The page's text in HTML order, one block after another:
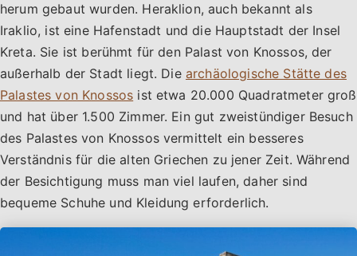
herum gebaut wurden. Heraklion, auch bekannt als
Iraklio, ist eine Hafenstadt und die Hauptstadt der Insel
Kreta. Sie ist berühmt für den Palast von Knossos, der
außerhalb der Stadt liegt. Die archäologische Stätte des
Palastes von Knossos ist etwa 20.000 Quadratmeter groß
und hat über 1.500 Zimmer. Ein gut zweistündiger Besuch
des Palastes von Knossos vermittelt ein besseres
Verständnis für die alten Griechen zu jener Zeit. Während
der Besichtigung muss man viel laufen, daher sind
bequeme Schuhe und Kleidung erforderlich.